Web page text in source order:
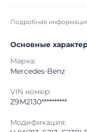
Подробная
Начало торгов:
Конец торгов:
Тип аукциона:
Основные
Марка:
Mercedes-Benz
VIN номер:
Z9M2130**********
Модификация: